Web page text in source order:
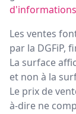
d'informations
Les ventes
par la DGFiP,
La surface
et non à la
Le prix de
à-dire ne